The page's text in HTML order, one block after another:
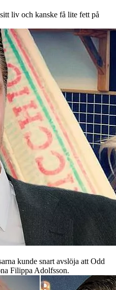
liv och kanske få lite fett på
kunde snart avslöja att Odd
Filippa Adolfsson.